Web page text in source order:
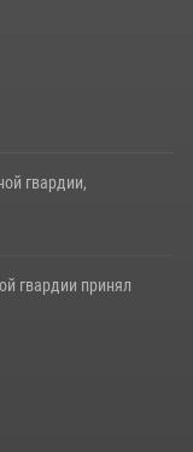
гвардии,
гвардии принял